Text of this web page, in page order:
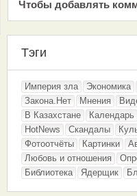
Чтобы добавлять
Тэги
Империя зла Экономика
Закона.Нет
Мнения
В Казахстане
Календарь
HotNews
Скандалы
Фотоотчёты
Картинки
Любовь и отношения
Библиотека
Ядерщик